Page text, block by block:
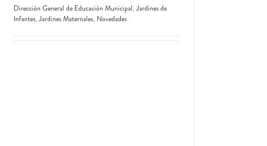
Dirección General de Educación Municipal, Jardines de
Infantes, Jardines Maternales, Novedades